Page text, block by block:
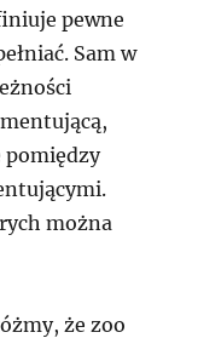
pewne
Sam w
pomiędzy
można
że zoo